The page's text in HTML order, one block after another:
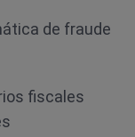
de fraude
fiscales